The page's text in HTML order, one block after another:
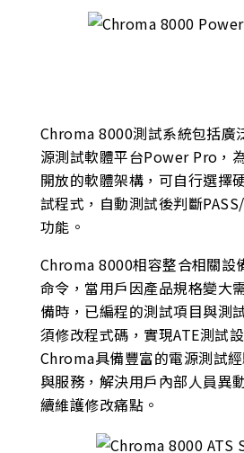
Chroma 8000測試系統包括廣
源測試軟體平台Power Pro，
開放的軟體架構，可自行選擇
試程式，自動測試後判斷
功能。
Chroma 8000相容整合相關設
命令，當用戶因產品規格變大
備時，已編程的測試項目與測
須修改程式碼，實現ATE測試
Chroma具備豐富的電源測試
與服務，解決用戶內部人員異
續維護修改痛點。